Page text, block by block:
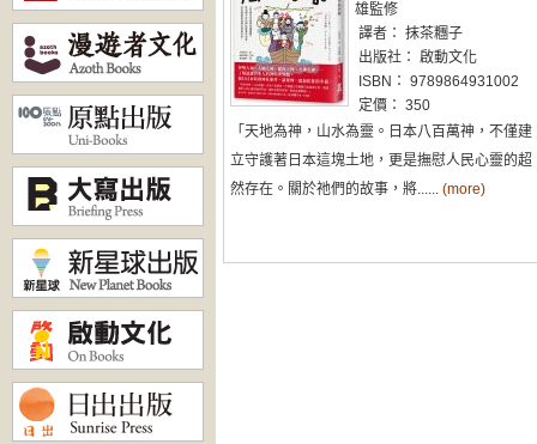
雄監修
譯者： 抹茶糰子
出版社： 啟動文化
ISBN： 9789864931002
定價： 350
「天地為神，山水為靈。日本八百萬神，不僅建
立守護著日本這塊土地，更是撫慰人民心靈的超
然存在。關於祂們的故事，將...... (more)